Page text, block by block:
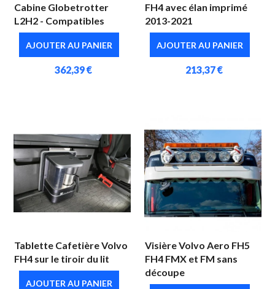
Cabine Globetrotter
L2H2 - Compatibles
AJOUTER AU PANIER
362,39 €
FH4 avec élan imprimé
2013-2021
AJOUTER AU PANIER
213,37 €
Tablette Cafetière Volvo
FH4 sur le tiroir du lit
AJOUTER AU PANIER
Visière Volvo Aero FH5
FH4 FMX et FM sans
découpe